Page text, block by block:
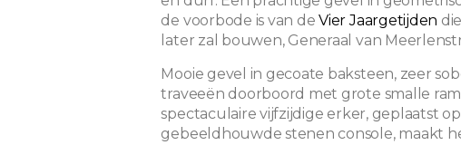
de voorbode is van deVier Jaargetijden
later zal bouwen, Generaal van
Mooie gevel in gecoate baksteen, zeer
traveeën doorboord met grote smalle
spectaculaire vijfzijdige erker, geplaatst
gebeeldhouwde stenen console, maakt